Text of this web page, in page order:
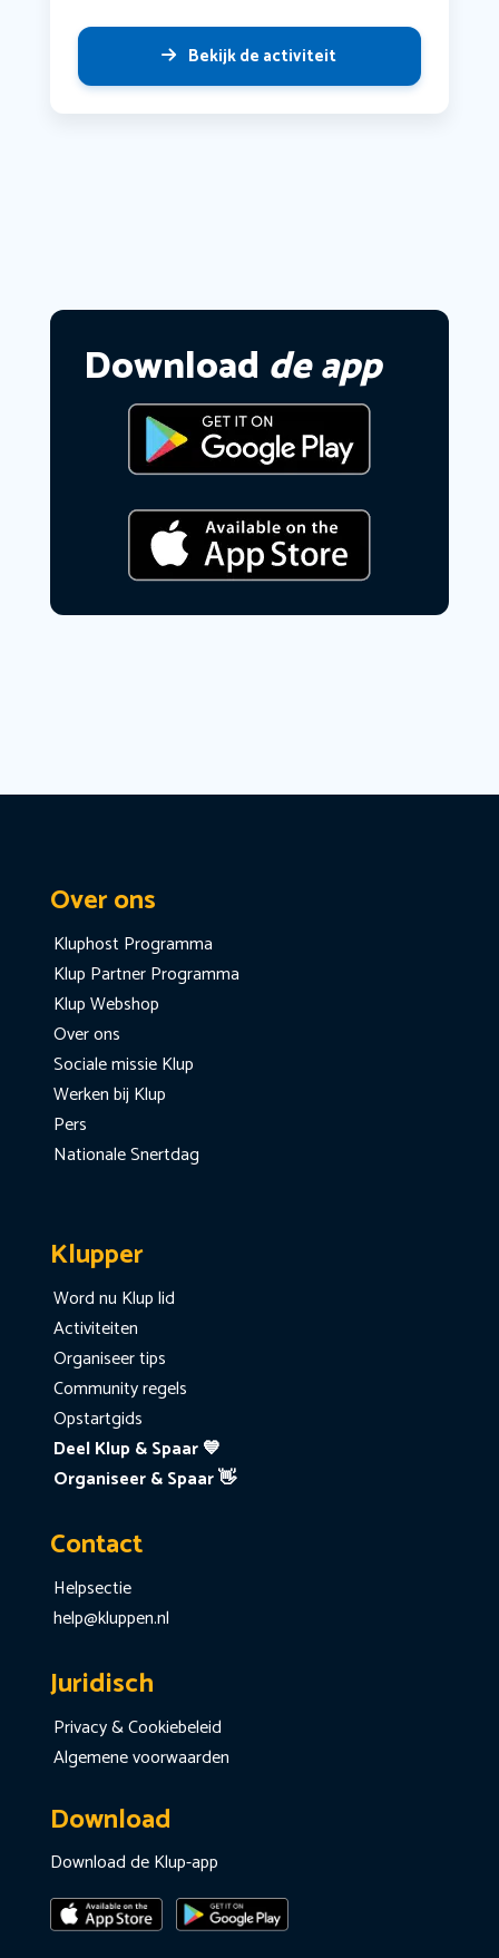
Bekijk de activiteit
Download de app
Over ons
Kluphost Programma
Klup Partner Programma
Klup Webshop
Over ons
Sociale missie Klup
Werken bij Klup
Pers
Nationale Snertdag
Klupper
Word nu Klup lid
Activiteiten
Organiseer tips
Community regels
Opstartgids
Deel Klup & Spaar 💙
Organiseer & Spaar 👋
Contact
Helpsectie
help@kluppen.nl
Juridisch
Privacy & Cookiebeleid
Algemene voorwaarden
Download
Download de Klup-app